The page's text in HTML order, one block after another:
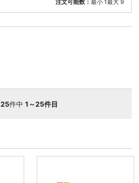
注文可能数：最小 1最大 9
25件中 1～25件目